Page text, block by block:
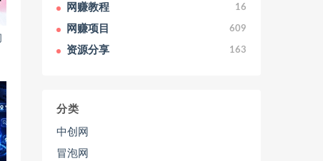
网赚教程 16
网赚项目 609
资源分享 163
分类
中创网
冒泡网